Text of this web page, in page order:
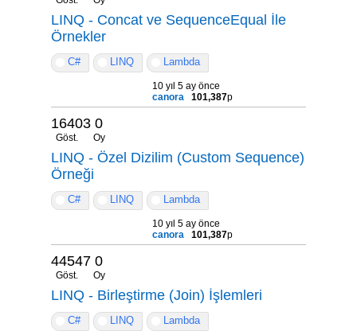
LINQ - Concat ve SequenceEqual İle
Örnekler
C# LINQ Lambda
10 yıl 5 ay önce
canora
101,387p
16403
Göst.
0
Oy
LINQ - Özel Dizilim (Custom Sequence)
Örneği
C# LINQ Lambda
10 yıl 5 ay önce
canora
101,387p
44547
Göst.
0
Oy
LINQ - Birleştirme (Join) İşlemleri
C# LINQ Lambda